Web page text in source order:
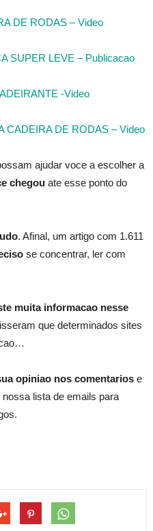
DE RODAS – Video
SUPER LEVE – Publicacao
-Video
CADEIRA DE RODAS – Video
ajudar voce a escolher a
chegou ate esse ponto do
. Afinal, um artigo com 1.611
se concentrar, ler com
muita informacao nesse
que determinados sites
opiniao nos comentarios e
lista de emails para